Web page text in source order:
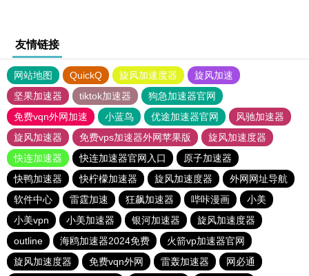
友情链接
网站地图 QuickQ 旋风加速度器
旋风加速
坚果加速器
tiktok加速器
狗急加速器官网
免费vqn外网加速
小蓝鸟 优途加速器官网
风驰加速器
旋风加速器
免费vps加速器外网苹果版
旋风加速度器
快连加速器
快连加速器官网入口
原子加速器
快鸭加速器
快柠檬加速器 旋风加速度器
外网网址导航
软件中心
雷霆加速 狂飙加速器 哔咔漫画
小美
小美vpn
小美加速器 银河加速器
旋风加速度器
outline
海鸥加速器2024免费
火箭vp加速器官网
旋风加速度器
免费vqn外网 雷轰加速器
网必通